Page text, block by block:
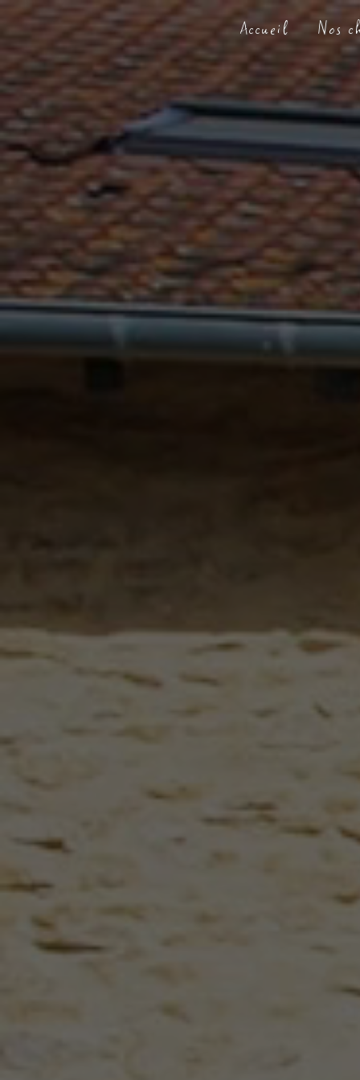
Accueil Nos
Panneau de gestion des cookies